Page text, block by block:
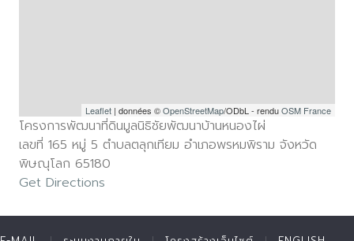
Leaflet| données ©OpenStreetMap/ODbL - renduOSM France
โครงการพัฒนาที่ดินมูลนิธิชัยพัฒนาบ้านหนองไผ่
เลขที่ 165 หมู่ 5 ตำบลตลุกเทียม อำเภอพรหมพิราม จังหวัด
พิษณุโลก 65180
Get Directions